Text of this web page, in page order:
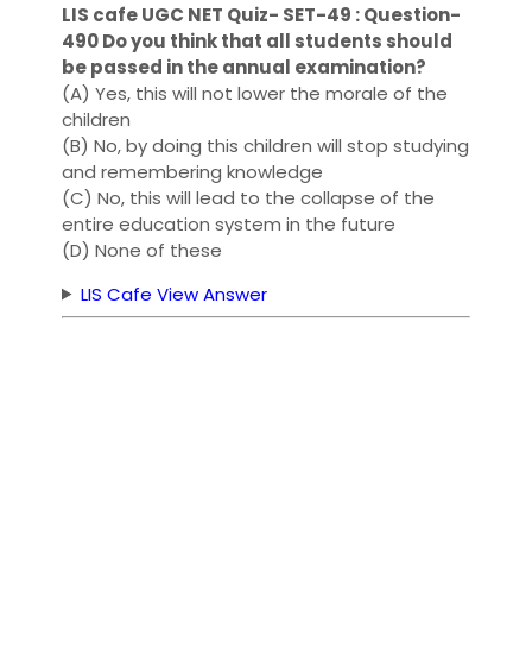
LIS cafe UGC NET Quiz- SET-49 : Question-
490 Do you think that all students should
be passed in the annual examination?
(A) Yes, this will not lower the morale of the
children
(B) No, by doing this children will stop studying
and remembering knowledge
(C) No, this will lead to the collapse of the
entire education system in the future
(D) None of these
LIS Cafe View Answer